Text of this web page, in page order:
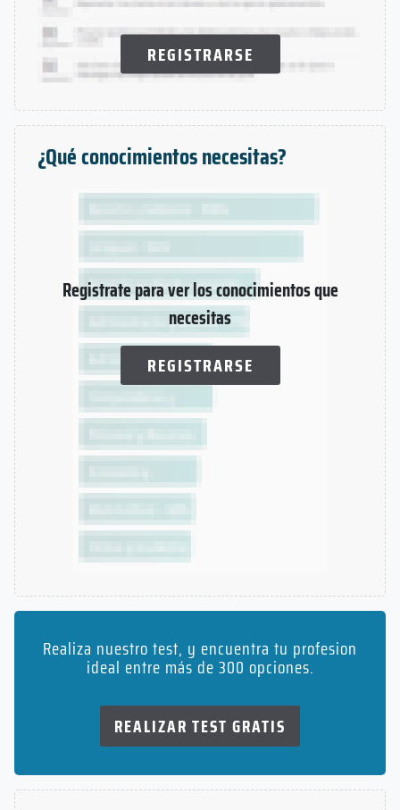
REGISTRARSE
¿Qué conocimientos necesitas?
Registrate para ver los conocimientos que
necesitas
REGISTRARSE
Realiza nuestro test, y encuentra tu profesion
ideal entre más de 300 opciones.
REALIZAR TEST GRATIS